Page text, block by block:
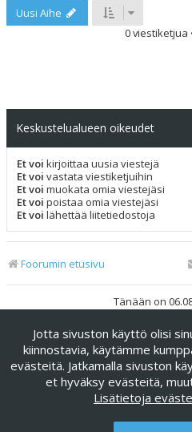
Uusi Aihe
0 viestiketjua
Keskustelualueen oikeudet
Et voi kirjoittaa uusia viestejä
Et voi vastata viestiketjuihin
Et voi muokata omia viestejäsi
Et voi poistaa omia viestejäsi
Et voi lähettää liitetiedostoja
Foorumin etusivu
Tänään on
Keskustelufoorumin ohjelmisto
phpBB
Käännös: phpBB Suomi
phpBB Metro Theme by
Yksityisyys
Jotta sivuston käyttö olisi
kiinnostavia, käytämme
evästeitä. Jatkamalla sivuston
et hyväksy evästeitä,
Lisätietoja